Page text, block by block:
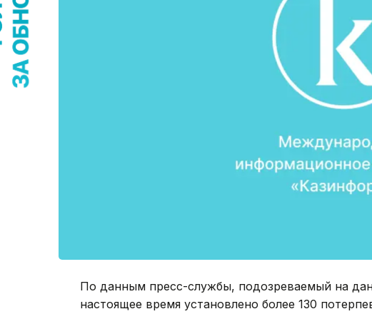
По данным пресс-службы, подозреваемый на
настоящее время установлено более 130